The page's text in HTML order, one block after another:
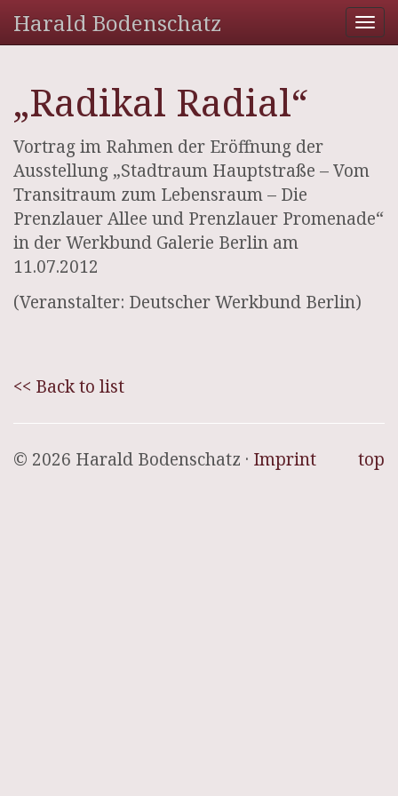
Harald Bodenschatz
„Radikal Radial“
Vortrag im Rahmen der Eröffnung der
Ausstellung „Stadtraum Hauptstraße – Vom
Transitraum zum Lebensraum – Die
Prenzlauer Allee und Prenzlauer Promenade“
in der Werkbund Galerie Berlin am
11.07.2012
(Veranstalter: Deutscher Werkbund Berlin)
<< Back to list
top
© 2026 Harald Bodenschatz · Imprint